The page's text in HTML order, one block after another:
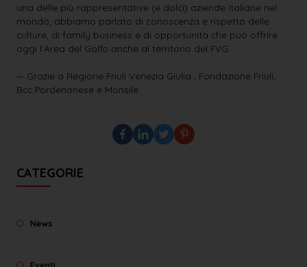
una delle più rappresentative (e dolci) aziende italiane nel
mondo, abbiamo parlato di conoscenza e rispetto delle
culture, di family business e di opportunità che può offrire
oggi l’Area del Golfo anche al territorio del FVG.
— Grazie a Regione Friuli Venezia Giulia , Fondazione Friuli,
Bcc Pordenonese e Monsile
CATEGORIE
News